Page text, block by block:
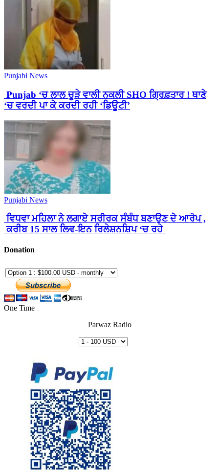
Punjabi News
Punjab ‘ਚ ਲਾਲ ਚੂੜੇ ਵਾਲੀ ਨਕਲੀ SHO ਗ੍ਰਿਫ਼ਤਾਰ ! ਥਾਣੇ
‘ਚ ਵਰਦੀ ਪਾ ਕੇ ਕਰਦੀ ਰਹੀ ‘ਡਿਊਟੀ’
Punjabi News
ਵਿਧਵਾ ਮਹਿਲਾ ਨੇ ਲਗਾਏ ਸਰੀਰਕ ਸੰਬੰਧ ਬਣਾਉਣ ਦੇ ਆਰੋਪ ,
ਕਰੀਬ 15 ਸਾਲ ਲਿਵ-ਇਨ ਰਿਲੇਸ਼ਨਸ਼ਿਪ ‘ਚ ਰਹੇ
Donation
One Time
Parwaz Radio